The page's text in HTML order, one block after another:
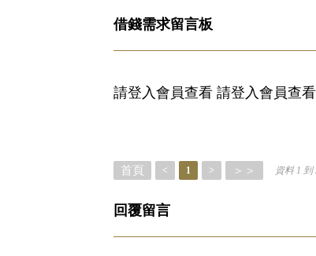
借錢需求留言板
請登入會員查看 請登入會員查看
首頁 < 1 > ＞＞ 資料 1 到
回覆留言